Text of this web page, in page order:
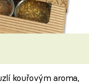
kouřovým aroma,